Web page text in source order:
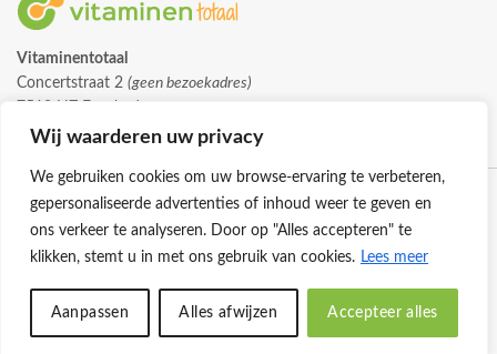
Wij waarderen uw privacy
We gebruiken cookies om uw browse-ervaring te verbeteren,
gepersonaliseerde advertenties of inhoud weer te geven en
ons verkeer te analyseren. Door op "Alles accepteren" te
klikken, stemt u in met ons gebruik van cookies. Lees meer
Aanpassen Alles afwijzen Accepteer alles
Vitaminentotaal
Concertstraat 2 (geen bezoekadres)
info@vitaminentotaal.nl
© 2026 -Vitaminentotaal.nl